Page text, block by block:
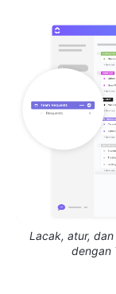
Lacak, atur,
dengan